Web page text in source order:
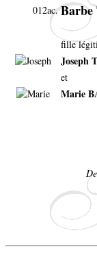
012ac.
fille
Joseph
et
Marie